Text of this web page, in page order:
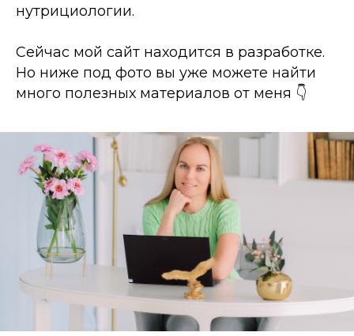
нутрициологии.
Сейчас мой сайт находится в разработке.
Но ниже под фото вы уже можете найти
много полезных материалов от меня 👇